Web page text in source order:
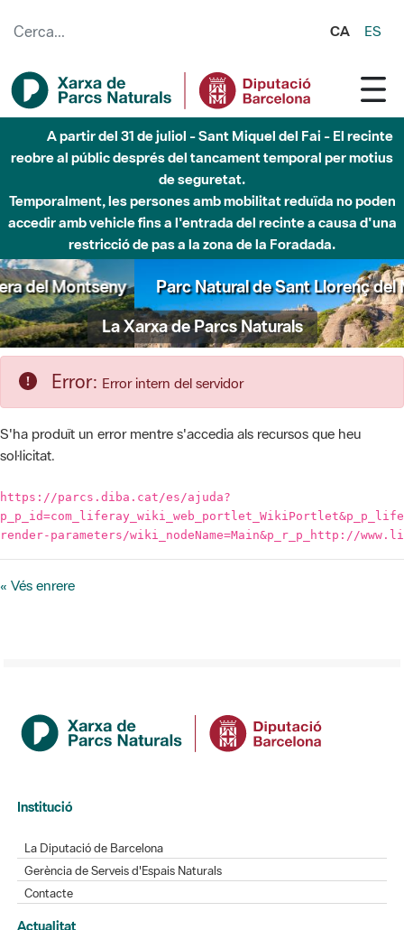
CA ES
Fins al desembre de 2026 - Parc Fluvial Besòs -
Afectacions a la llera del Parc Fluvial del Besòs degut a
obres de construcció d'una passera sobre el riu
Parc Natural de Sant Llorenç del Munt i l'Obac
La Xarxa de Parcs Naturals
Error: Error intern del servidor
S'ha produït un error mentre s'accedia als recursos que heu
sol·licitat.
https://parcs.diba.cat/es/ajuda?
« Vés enrere
Institució
Gerència de Serveis d'Espais Naturals
Actualitat
L'Informatiu dels Parcs
Gaudim als Parcs